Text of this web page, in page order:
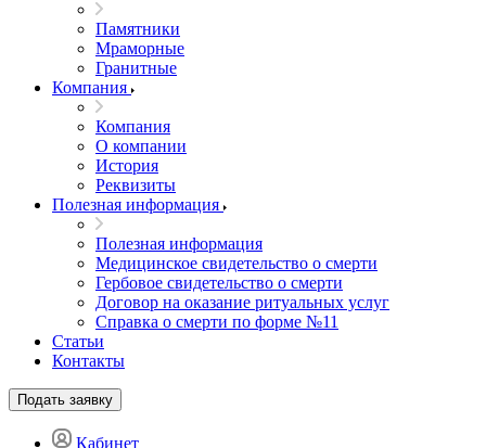
Памятники
Мраморные
Гранитные
Компания
Компания
О компании
История
Реквизиты
Полезная информация
Полезная информация
Медицинское свидетельство о смерти
Гербовое свидетельство о смерти
Договор на оказание ритуальных услуг
Справка о смерти по форме №11
Статьи
Контакты
Подать заявку
Кабинет